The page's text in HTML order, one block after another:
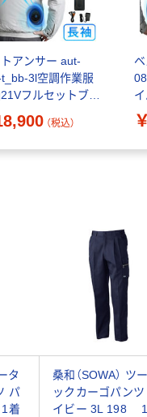
アンサー aut-
3l空調作業服
フルセットブラ
ージュ3L aut-
t_bb-3l 1セット（直
（税込）
タ
パ
着
桑和（SOWA） ツ
ックカーゴパンツ
イビー 3L 198